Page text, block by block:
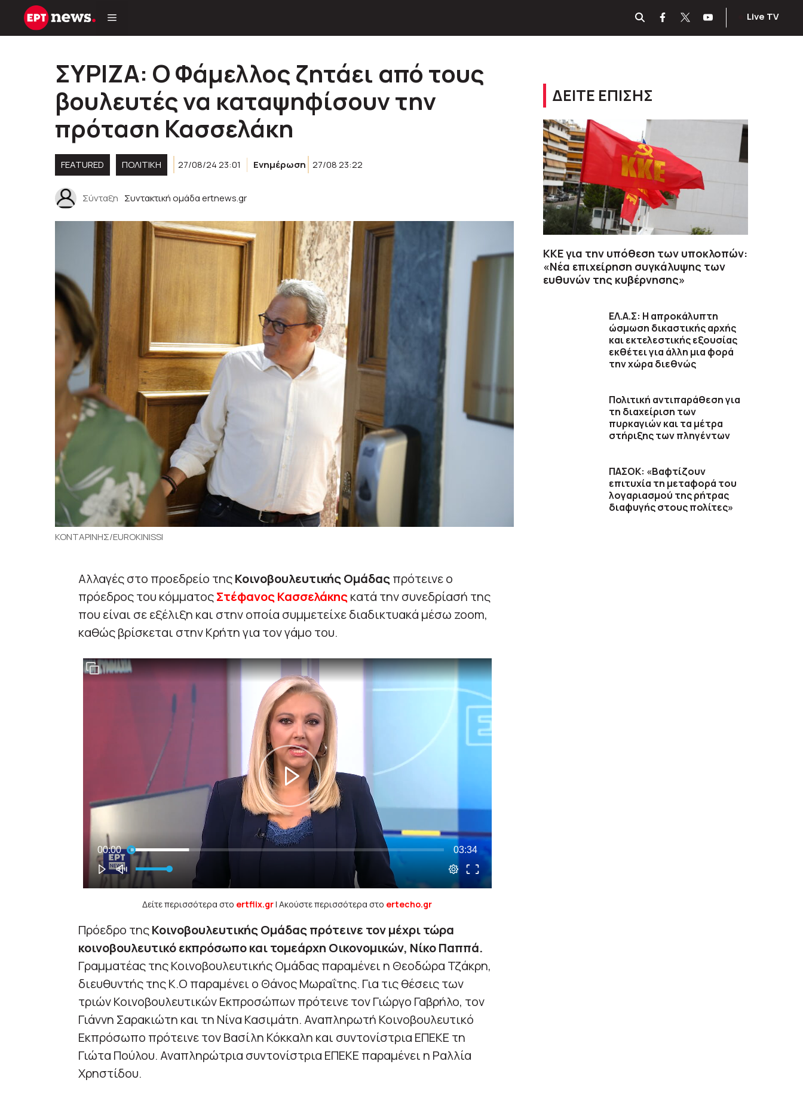
Μετάβαση
Live TV
ΣΥΡΙΖΑ: Ο Φάμελλος ζητάει από τους
βουλευτές να καταψηφίσουν την
πρόταση Κασσελάκη
FEATURED ΠΟΛΙΤΙΚΉ 27/08/24 23:01 Ενημέρωση 27/08 23:22
Σύνταξη Συντακτική ομάδα ertnews.gr
ΚΟΝΤΑΡΙΝΗΣ/EUROKINISSI
Αλλαγές στο προεδρείο τηςΚοινοβουλευτικής Ομάδαςπρότεινε ο
πρόεδρος του κόμματοςΣτέφανος Κασσελάκηςκατά την συνεδρίασή της
που είναι σε εξέλιξη και στην οποία συμμετείχε διαδικτυακά μέσω zoom,
καθώς βρίσκεται στην Κρήτη για τον γάμο του.
Δείτε περισσότερα στο ertflix.gr| Ακούστε περισσότερα στο ertecho.gr
Πρόεδρο τηςΚοινοβουλευτικής Ομάδας πρότεινε τον μέχρι τώρα
κοινοβουλευτικό εκπρόσωπο και τομεάρχη Οικονομικών, Νίκο Παππά.
Γραμματέας της Κοινοβουλευτικής Ομάδας παραμένει η Θεοδώρα Τζάκρη,
διευθυντής της Κ.Ο παραμένει ο Θάνος Μωραΐτης. Για τις θέσεις των
τριών Κοινοβουλευτικών Εκπροσώπων πρότεινε τον Γιώργο Γαβρήλο, τον
Γιάννη Σαρακιώτη και τη Νίνα Κασιμάτη. Αναπληρωτή Κοινοβουλευτικό
Εκπρόσωπο πρότεινε τον Βασίλη Κόκκαλη και συντονίστρια ΕΠΕΚΕ τη
Γιώτα Πούλου. Αναπληρώτρια συντονίστρια ΕΠΕΚΕ παραμένει η Ραλλία
Χρηστίδου.
ΔΕΙΤΕ ΕΠΙΣΗΣ
ΚΚΕ για την υπόθεση των υποκλοπών:
«Νέα επιχείρηση συγκάλυψης των
ευθυνών της κυβέρνησης»
ΕΛ.Α.Σ: Η απροκάλυπτη
ώσμωση δικαστικής αρχής
και εκτελεστικής εξουσίας
εκθέτει για άλλη μια φορά
την χώρα διεθνώς
Πολιτική αντιπαράθεση για
τη διαχείριση των
πυρκαγιών και τα μέτρα
στήριξης των πληγέντων
ΠΑΣΟΚ: «Βαφτίζουν
επιτυχία τη μεταφορά του
λογαριασμού της ρήτρας
διαφυγής στους πολίτες»